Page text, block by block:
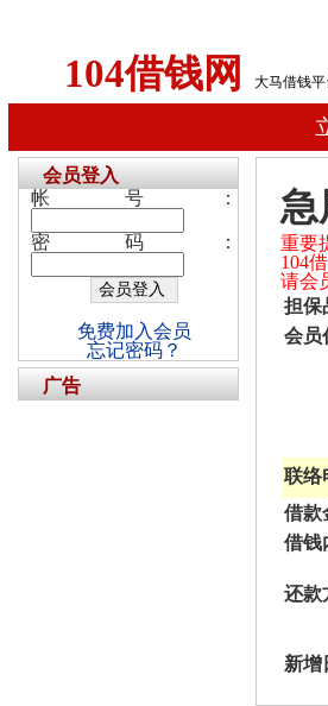
104借钱网 大马借钱平
急
重要
104
请会
担保
会员
联络
借款
借钱
还款
新增
会员登入
帐号：
密码：
免费加入会员
忘记密码？
广告